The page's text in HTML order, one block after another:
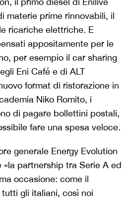
materie prime rinnovabili, il
ricariche elettriche. E
appositamente per le
per esempio il car sharing
Eni Café e di ALT
format di ristorazione in
Niko Romito, i
di pagare bollettini postali,
fare una spesa veloce.
generale Energy Evolution
partnership tra Serie A ed
occasione: come il
gli italiani, così noi